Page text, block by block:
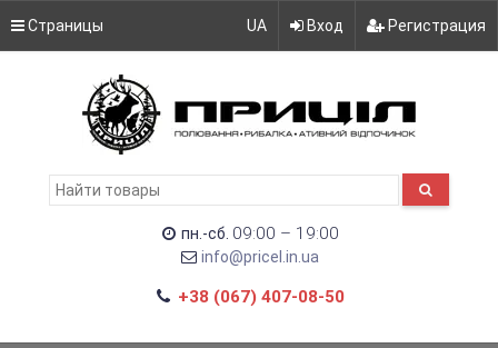
Страницы UA Вход Регистрация
пн.-сб. 09:00 – 19:00
info@pricel.in.ua
+38 (067) 407-08-50